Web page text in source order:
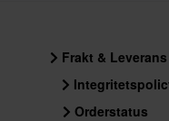
Frakt & Leverans
Orderstatus